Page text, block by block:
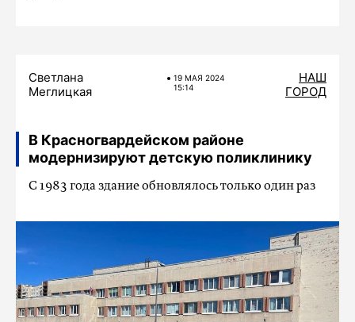
Светлана
Меглицкая
19 МАЯ 2024
15:14
НАШ
ГОРОД
В Красногвардейском районе
модернизируют детскую поликлинику
С 1983 года здание обновлялось только один раз